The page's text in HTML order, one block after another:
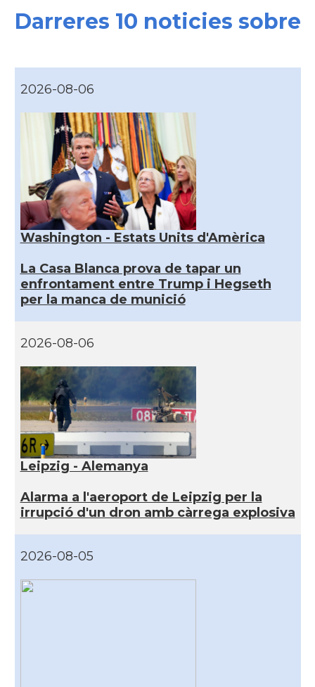
Darreres 10 noticies sobre
2026-08-06
Washington - Estats Units d'Amèrica
La Casa Blanca prova de tapar un
enfrontament entre Trump i Hegseth
per la manca de munició
2026-08-06
Leipzig - Alemanya
Alarma a l'aeroport de Leipzig per la
irrupció d'un dron amb càrrega explosiva
2026-08-05